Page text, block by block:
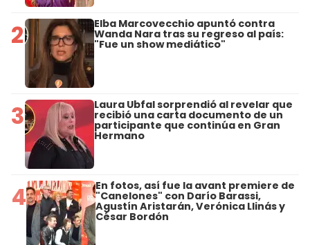
2 Elba Marcovecchio apuntó contra
Wanda Nara tras su regreso al país:
"Fue un show mediático"
3 Laura Ubfal sorprendió al revelar que
recibió una carta documento de un
participante que continúa en Gran
Hermano
4 En fotos, así fue la avant premiere de
"Canelones" con Darío Barassi,
Agustín Aristarán, Verónica Llinás y
César Bordón